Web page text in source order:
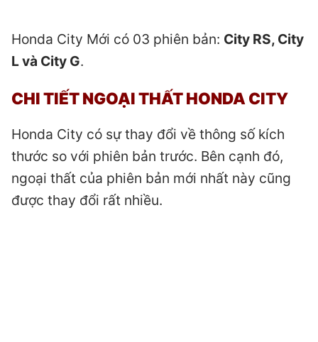
Honda City Mới có 03 phiên bản: City RS, City
L và City G.
CHI TIẾT NGOẠI THẤTHONDA CITY
Honda City có sự thay đổi về thông số kích
thước so với phiên bản trước. Bên cạnh đó,
ngoại thất của phiên bản mới nhất này cũng
được thay đổi rất nhiều.